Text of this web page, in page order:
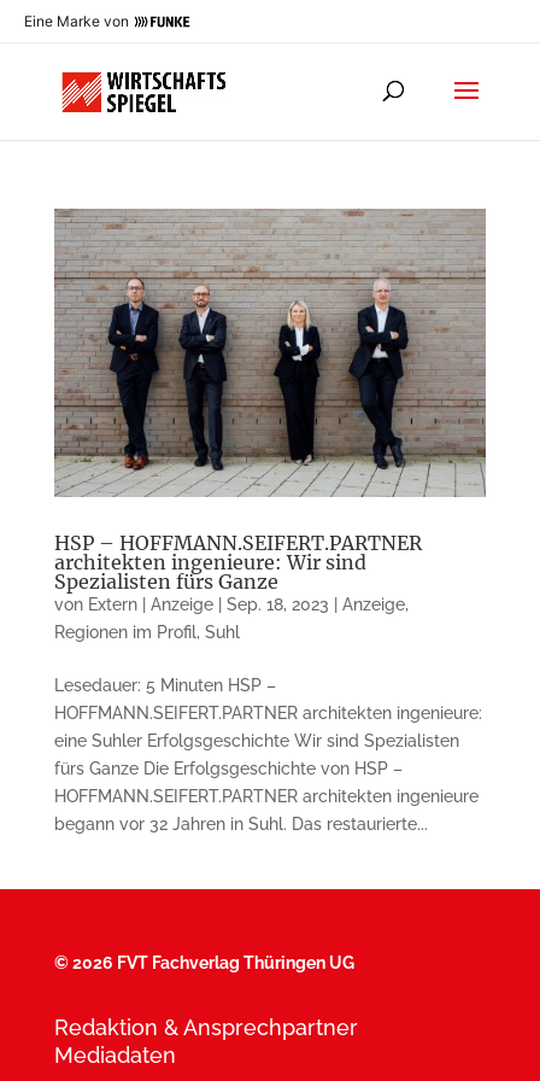
Eine Marke von
HSP – HOFFMANN.SEIFERT.PARTNER
architekten ingenieure: Wir sind
Spezialisten fürs Ganze
von Extern | Anzeige| Sep. 18, 2023 Anzeige,
Regionen im Profil, Suhl
Lesedauer: 5 Minuten HSP –
HOFFMANN.SEIFERT.PARTNER architekten ingenieure:
eine Suhler Erfolgsgeschichte Wir sind Spezialisten
fürs Ganze Die Erfolgsgeschichte von HSP –
HOFFMANN.SEIFERT.PARTNER architekten ingenieure
begann vor 32 Jahren in Suhl. Das restaurierte...
©2026 FVT Fachverlag Thüringen UG
Redaktion & Ansprechpartner
Mediadaten